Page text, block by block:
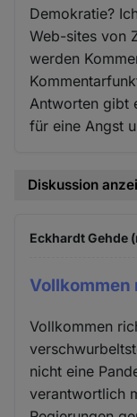
Demokratie?
Web-sites von
werden
Antworten gibt
für eine Angst
Diskussion
Eckhardt Gehde
Vollkommen
nicht eine
verantwortlich